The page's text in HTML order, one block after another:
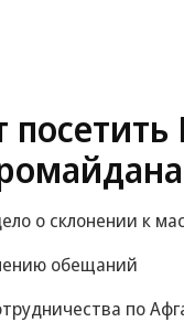
о склонении к
обещаний
по